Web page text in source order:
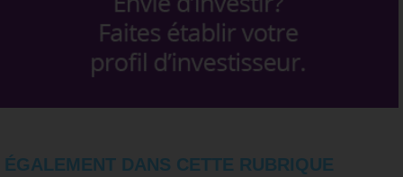
ÉGALEMENT DANS CETTE RUBRIQUE